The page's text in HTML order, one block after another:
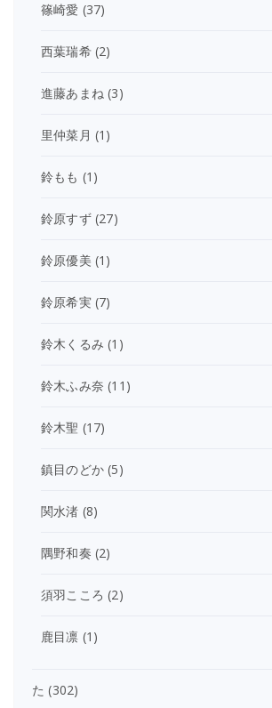
篠崎愛 (37)
西葉瑞希(2)
進藤あまね (3)
里仲菜月 (1)
鈴もも (1)
鈴原すず(27)
鈴原優美 (1)
鈴原希実(7)
鈴木くるみ (1)
鈴木ふみ奈 (11)
鈴木聖 (17)
鎮目のどか (5)
関水渚 (8)
隅野和奏 (2)
須羽こころ (2)
鹿目凛 (1)
た (302)